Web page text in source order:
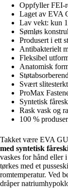
Oppfyller FEI-
Laget av EVA
Lav vekt: kun
Sømløs
Produsert i ett
Antibakterielt
Fleksibel
Anatomisk
Svært
ProMax
Syntetisk
Rask vask og
100 %
Takket være EVA
med syntetisk
vaskes for hånd eller
tørkes med et
romtemperatur. Ved
dråper